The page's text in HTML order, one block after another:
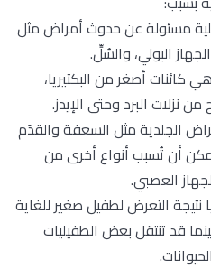
مسئولة عن حدوث أمراض مثل
البولي، والسُلِّ.
كائنات أصغر من البكتيريا،
نزلات البرد وحتى الإيدز.
الجلدية مثل السعفة والقدَم
أن تُسبب أنواع أخرى من
العصبي.
نتيجة التعرض لطفيل صغير للغاية
قد تنتقل بعض الطفيليات